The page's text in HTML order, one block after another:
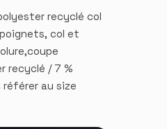
recyclé col
col et
recyclé / 7 %
référer au size